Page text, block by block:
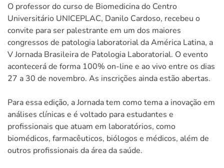
O professor do curso de Biomedicina do Centro
Universitário UNICEPLAC, Danilo Cardoso, recebeu o
convite para ser palestrante em um dos maiores
congressos de patologia laboratorial da América Latina, a
V Jornada Brasileira de Patologia Laboratorial. O evento
acontecerá de forma 100% on-line e ao vivo entre os dias
27 a 30 de novembro. As inscrições ainda estão abertas.
Para essa edição, a Jornada tem como tema a inovação em
análises clínicas e é voltado para estudantes e
profissionais que atuam em laboratórios, como
biomédicos, farmacêuticos, biólogos e médicos, além de
outros profissionais da área da saúde.